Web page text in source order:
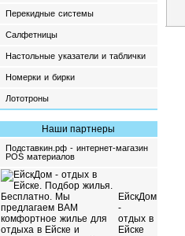
Перекидные системы
Салфетницы
Настольные указатели и таблички
Номерки и бирки
Лототроны
Наши партнеры
Подставкин.рф - интернет-магазин
POS материалов
ЕйскДом
-
отдых в
Ейске